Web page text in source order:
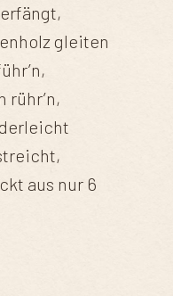
gleiten
rühr’n,
aus nur 6